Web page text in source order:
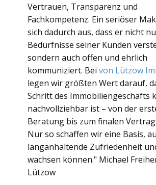
Vertrauen, Transparenz und
Fachkompetenz. Ein seriöser
sich dadurch aus, dass er nicht
Bedürfnisse seiner Kunden
sondern auch offen und ehrlich
kommuniziert. Bei von Lützow
legen wir größten Wert darauf,
Schritt des Immobiliengeschäfts
nachvollziehbar ist – von der
Beratung bis zum finalen
Nur so schaffen wir eine Basis,
langanhaltende Zufriedenheit
wachsen können." Michael
Lützow